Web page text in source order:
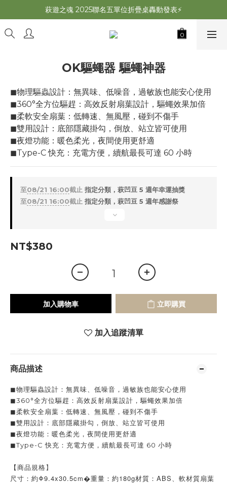
萩遊之魂 2025聯名五單位折疊桌轟動發表⚡️
萩遊之魂 2025聯名五單位折疊桌轟動發表⚡️
萩夜星空速開帳 夏露速搭×超通風🌌
萩遊之魂 2025聯名五單位折疊桌轟動發表⚡️
OK驅蠅器 驅蠅神器
◼︎物理驅蟲設計：無異味、低噪音，過敏族也能安心使用
◼︎360°全方位驅趕：高效反射扇葉設計，驅蠅效果加倍
◼︎柔軟安全扇葉：低轉速、無風壓，碰到不傷手
◼︎雙用設計：底部隱藏掛勾，倒放、站立皆可使用
◼︎夜燈功能：暖色柔光，夜間使用更舒適
◼︎Type-C 快充：充電方便，續航最長可達 60 小時
至08/21 16:00截止 指定分類，萩凹豆 5 週年幸運抽獎
至08/21 16:00截止 指定分類，萩凹豆 5 週年感謝祭
NT$380
加入購物車 立即購買
加入追蹤清單
商品描述
◼︎物理驅蟲設計：無異味、低噪音，過敏族也能安心使用
◼︎360°全方位驅趕：高效反射扇葉設計，驅蠅效果加倍
◼︎柔軟安全扇葉：低轉速、無風壓，碰到不傷手
◼︎雙用設計：底部隱藏掛勾，倒放、站立皆可使用
◼︎夜燈功能：暖色柔光，夜間使用更舒適
◼︎Type-C 快充：充電方便，續航最長可達 60 小時
【商品規格】
尺寸：約Φ9.4x30.5cm�重量：約180g材質：ABS、軟材質扇葉